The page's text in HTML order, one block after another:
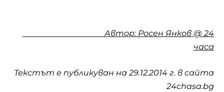
Автор: Росен Янков @ 24
часа
Текстът е публикуван на 29.12.2014 г. в сайта
24chasa.bg